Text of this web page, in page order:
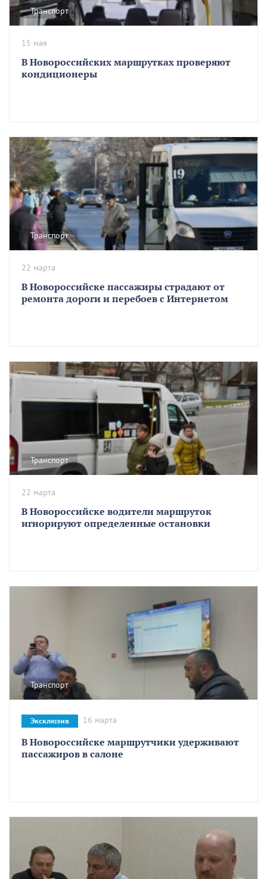
Транспорт
В Новороссийских маршрутках проверяют
кондиционеры
15 мая
Транспорт
В Новороссийске пассажиры страдают от
ремонта дороги и перебоев с Интернетом
22 марта
Транспорт
В Новороссийске водители маршруток
игнорируют определенные остановки
22 марта
Транспорт
В Новороссийске маршрутчики удерживают
пассажиров в салоне
Эксклюзив 16 марта